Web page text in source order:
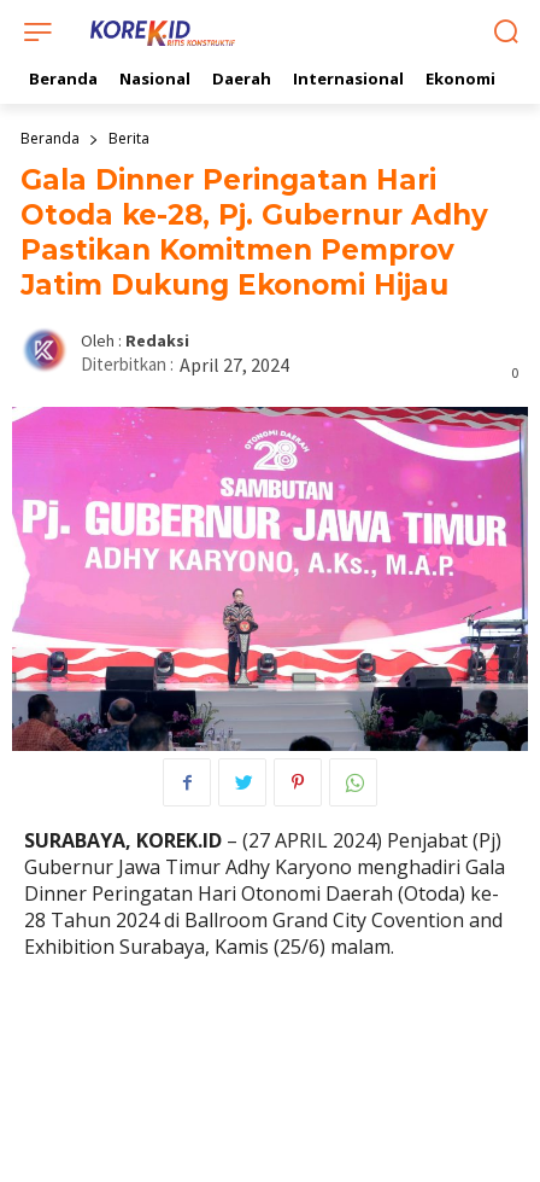
Beranda Nasional Daerah Internasional Ekonomi
Beranda Berita
Gala Dinner Peringatan Hari
Otoda ke-28, Pj. Gubernur Adhy
Pastikan Komitmen Pemprov
Jatim Dukung Ekonomi Hijau
Oleh : Redaksi
0
Diterbitkan : April 27, 2024
SURABAYA, KOREK.ID – (27 APRIL 2024) Penjabat (Pj)
Gubernur Jawa Timur Adhy Karyono menghadiri Gala
Dinner Peringatan Hari Otonomi Daerah (Otoda) ke-
28 Tahun 2024 di Ballroom Grand City Covention and
Exhibition Surabaya, Kamis (25/6) malam.